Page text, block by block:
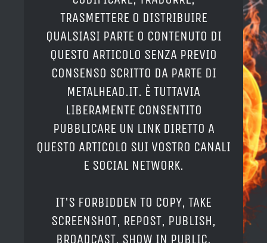
TRASMETTERE O DISTRIBUIRE
QUALSIASI PARTE O CONTENUTO DI
QUESTO ARTICOLO SENZA PREVIO
CONSENSO SCRITTO DA PARTE DI
METALHEAD.IT. È TUTTAVIA
LIBERAMENTE CONSENTITO
PUBBLICARE UN LINK DIRETTO A
QUESTO ARTICOLO SUI VOSTRO CANALI
E SOCIAL NETWORK.
IT'S FORBIDDEN TO COPY, TAKE
SCREENSHOT, REPOST, PUBLISH,
BROADCAST, SHOW IN PUBLIC,